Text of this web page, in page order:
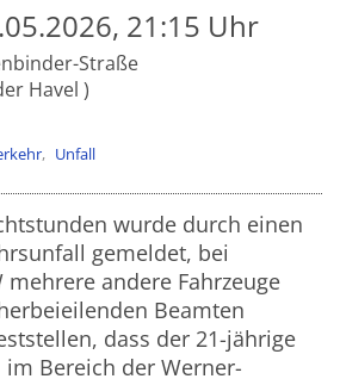
21:15 Uhr
Straße
Havel
Unfall
wurde durch einen
gemeldet, bei
mehrere andere Fahrzeuge
Beamten
dass der 21-jährige
im Bereich der Werner-